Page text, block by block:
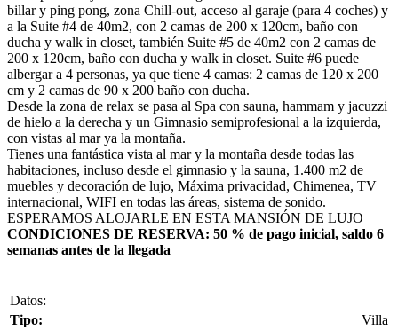
billar y ping pong, zona Chill-out, acceso al garaje (para 4 coches) y
a la Suite #4 de 40m2, con 2 camas de 200 x 120cm, baño con
ducha y walk in closet, también Suite #5 de 40m2 con 2 camas de
200 x 120cm, baño con ducha y walk in closet. Suite #6 puede
albergar a 4 personas, ya que tiene 4 camas: 2 camas de 120 x 200
cm y 2 camas de 90 x 200 baño con ducha.
Desde la zona de relax se pasa al Spa con sauna, hammam y jacuzzi
de hielo a la derecha y un Gimnasio semiprofesional a la izquierda,
con vistas al mar ya la montaña.
Tienes una fantástica vista al mar y la montaña desde todas las
habitaciones, incluso desde el gimnasio y la sauna, 1.400 m2 de
muebles y decoración de lujo, Máxima privacidad, Chimenea, TV
internacional, WIFI en todas las áreas, sistema de sonido.
ESPERAMOS ALOJARLE EN ESTA MANSIÓN DE LUJO
CONDICIONES DE RESERVA: 50 % de pago inicial, saldo 6
semanas antes de la llegada
Datos:
Tipo:
Villa